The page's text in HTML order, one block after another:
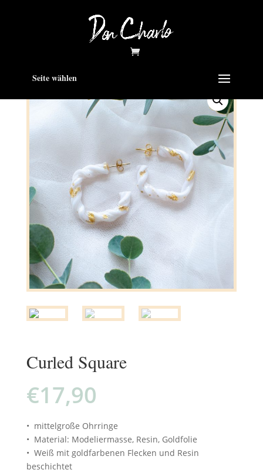
Seite wählen
Curled Square
€17,90
• mittelgroße Ohrringe
• Material: Modeliermasse, Resin, Goldfolie
• Weiß mit goldfarbenen Flecken und Resin
beschichtet